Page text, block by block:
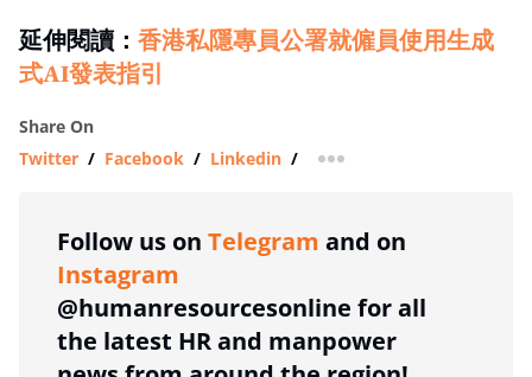
延伸閱讀： 香港私隱專員公署就僱員使用生成
式AI發表指引
Share On
Twitter / Facebook / Linkedin / more sharing option
Follow us on Telegram and on
Instagram
@humanresourcesonline for all
the latest HR and manpower